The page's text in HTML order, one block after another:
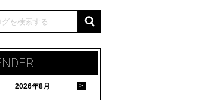
2026年8月 >